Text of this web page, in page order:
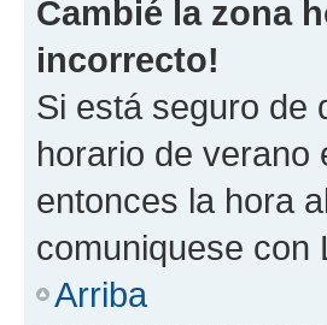
Cambié la zona
incorrecto!
Si está seguro de
horario de verano
entonces la hora
comuniquese con
Arriba